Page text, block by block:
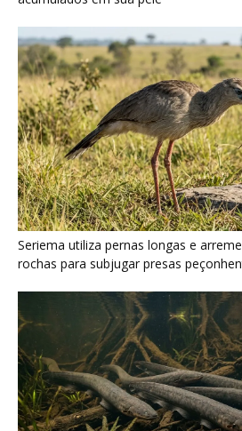
Poraquê sincroniza descargas
amplificar campo elétrico e atordoar
maiores na Amazônia